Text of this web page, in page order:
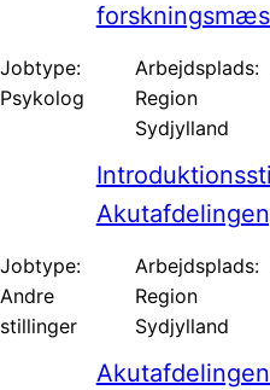
Jobtype:
Psykolog
Arbejdsplads:
Region
Sydjylland
Jobtype:
Andre
stillinger
Arbejdsplads:
Region
Sydjylland